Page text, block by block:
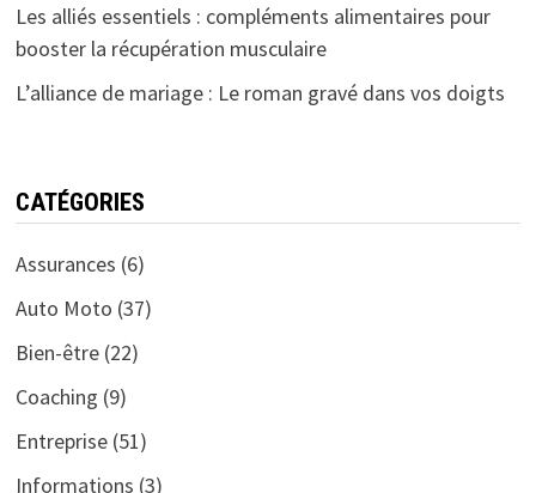
Les alliés essentiels : compléments alimentaires pour
booster la récupération musculaire
L’alliance de mariage : Le roman gravé dans vos doigts
CATÉGORIES
Assurances (6)
Auto Moto (37)
Bien-être(22)
Coaching (9)
Entreprise(51)
Informations (3)